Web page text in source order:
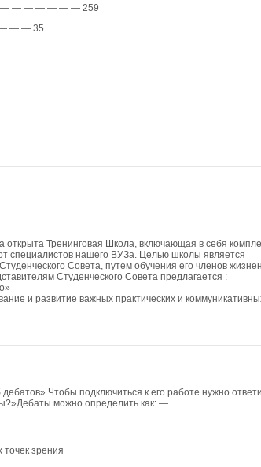
— — — — —— — 259
— — 35
открыта Тренинговая Школа, включающая в себя
специалистов нашего ВУЗа. Целью школы является
Совета, путем обучения его членов
Студенческого Совета предлагается :
и развитие важных практических и
подключиться к его работе нужно
можно определить как: —
зрения